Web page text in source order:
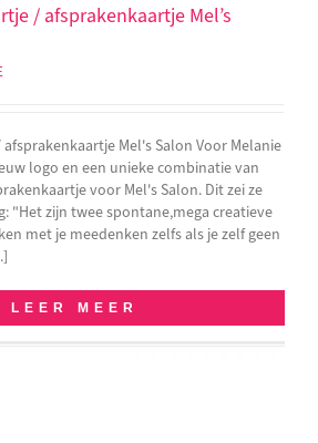
/ afsprakenkaartje Mel’s
Mel's Salon Voor Melanie
logo en een unieke combinatie van
voor Mel's Salon. Dit zei ze
"Het zijn twee spontane,mega creatieve
met je meedenken zelfs als je zelf geen
LEER MEER